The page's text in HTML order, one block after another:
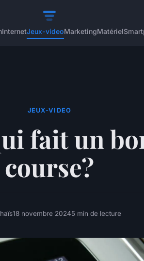
InternetJeux-videoMarketingMatériel
JEUX-VIDEO
fait un
course?
18 novembre 20245 min de lecture